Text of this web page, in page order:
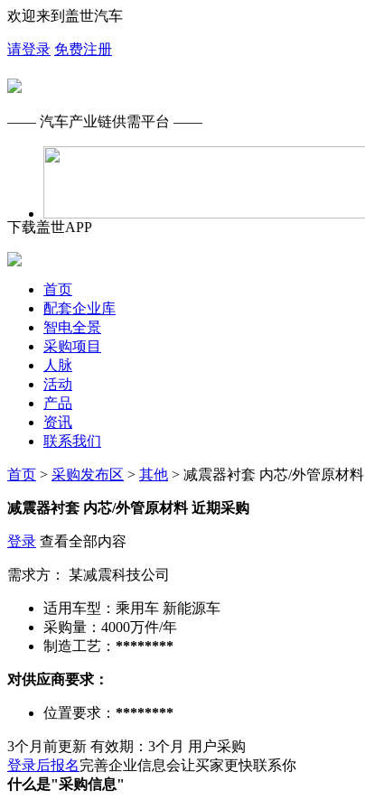
欢迎来到盖世汽车
请登录 免费注册
—— 汽车产业链供需平台 ——
下载盖世APP
首页
配套企业库
智电全景
采购项目
人脉
活动
产品
资讯
联系我们
首页 > 采购发布区 > 其他 > 减震器衬套 内芯/外管原材料
减震器衬套 内芯/外管原材料 近期采购
登录 查看全部内容
需求方： 某减震科技公司
适用车型： 乘用车 新能源车
采购量： 4000万件/年
制造工艺： ********
对供应商要求：
位置要求： ********
3个月前更新 有效期：3个月 用户采购
登录后报名完善企业信息会让买家更快联系你
什么是"采购信息"